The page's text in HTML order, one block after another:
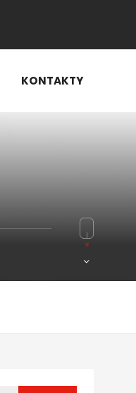
KONTAKTY